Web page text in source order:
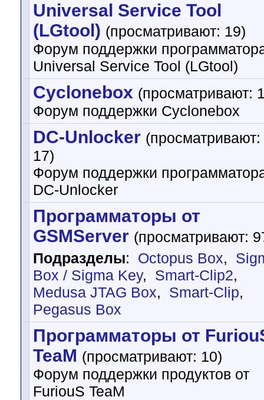
Universal Service Tool
(LGtool) (просматривают: 19)
Форум поддержки
Universal Service Tool (LGtool)
Cyclonebox (просматривают:
Форум поддержки Cyclonebox
DC-Unlocker (просматривают:
17)
Форум поддержки
DC-Unlocker
Программаторы от
GSMServer (просматривают:
Подразделы: Octopus Box,
Box / Sigma Key, Smart-Clip2,
Medusa JTAG Box, Smart-Clip,
Pegasus Box
Программаторы от
TeaM (просматривают: 10)
Форум поддержки продуктов от
FuriouS TeaM